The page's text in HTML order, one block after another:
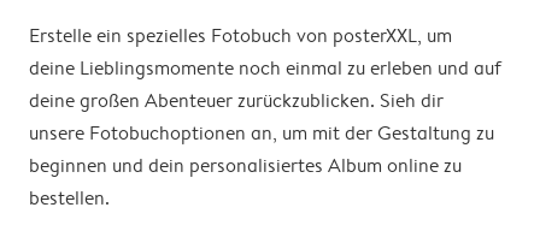
Erstelle ein spezielles Fotobuch von posterXXL, um
deine Lieblingsmomente noch einmal zu erleben und auf
deine großen Abenteuer zurückzublicken. Sieh dir
unsere Fotobuchoptionen an, um mit der Gestaltung zu
beginnen und dein personalisiertes Album online zu
bestellen.